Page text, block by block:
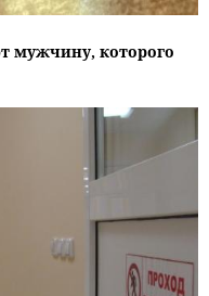
мужчину, которого